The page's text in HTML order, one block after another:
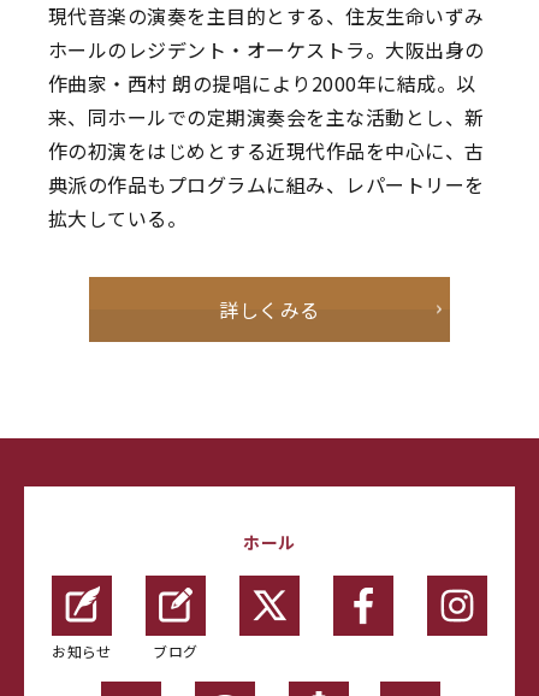
現代音楽の演奏を主目的とする、住友生命いずみ
ホールのレジデント・オーケストラ。大阪出身の
作曲家・西村 朗の提唱により2000年に結成。以
来、同ホールでの定期演奏会を主な活動とし、新
作の初演をはじめとする近現代作品を中心に、古
典派の作品もプログラムに組み、レパートリーを
拡大している。
詳しくみる
ホール
お知らせ ブログ